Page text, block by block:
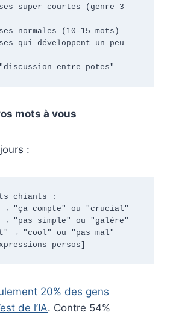
super courtes (genre 3
normales (10-15 mots)
qui développent un peu
entre potes"
mots à vous
:
chiants :
"ça compte" ou "crucial"
simple" ou "galère"
→ "cool" ou "pas mal"
persos]
20% des gens
de l’IA. Contre 54%